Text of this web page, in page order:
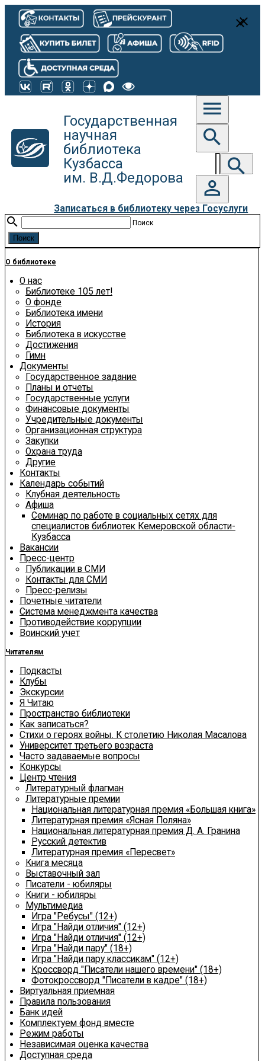
Государственная
научная
библиотека
Кузбасса
им. В.Д.Федорова
menu
search
search
person_outline
Записаться в библиотеку через Госуслуги
close
search Поиск
О библиотеке
О нас
Библиотеке 105 лет!
О фонде
Библиотека имени
История
Библиотека в искусстве
Достижения
Гимн
Документы
Государственное задание
Планы и отчеты
Государственные услуги
Финансовые документы
Учредительные документы
Организационная структура
Закупки
Охрана труда
Другие
Контакты
Календарь событий
Клубная деятельность
Афиша
Семинар по работе в социальных сетях для
специалистов библиотек Кемеровской области-
Кузбасса
Вакансии
Пресс-центр
Публикации в СМИ
Контакты для СМИ
Пресс-релизы
Почетные читатели
Система менеджмента качества
Противодействие коррупции
Воинский учет
Читателям
Подкасты
Клубы
Экскурсии
Я Читаю
Пространство библиотеки
Как записаться?
Стихи о героях войны. К столетию Николая Масалова
Университет третьего возраста
Часто задаваемые вопросы
Конкурсы
Центр чтения
Литературный флагман
Литературные премии
Национальная литературная премия «Большая книга»
Литературная премия «Ясная Поляна»
Национальная литературная премия Д. А. Гранина
Русский детектив
Литературная премия «Пересвет»
Книга месяца
Выставочный зал
Писатели - юбиляры
Книги - юбиляры
Мультимедиа
Игра "Ребусы" (12+)
Игра "Найди отличия" (12+)
Игра "Найди отличия" (12+)
Игра "Найди пару" (18+)
Игра "Найди пару классикам" (12+)
Кроссворд "Писатели нашего времени" (18+)
Фотокроссворд "Писатели в кадре" (18+)
Виртуальная приемная
Правила пользования
Банк идей
Комплектуем фонд вместе
Режим работы
Независимая оценка качества
Доступная среда
close